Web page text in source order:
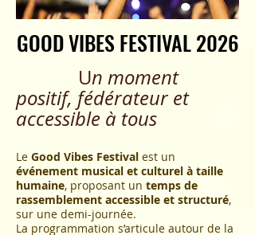
GOOD VIBES FESTIVAL 2026
GOOD VIBES FESTIVAL 2026
​ Un moment
positif, fédérateur et
accessible à tous
Le Good Vibes Festival est un
événement musical et culturel à taille
humaine, proposant un temps de
rassemblement accessible et structuré,
sur une demi-journée.
La programmation s’articule autour de la